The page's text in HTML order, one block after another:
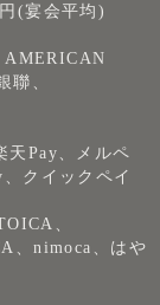
(宴会平均)
AMERICAN
聯、
天Pay、メルペ
クイックペイ
、
、nimoca、はや